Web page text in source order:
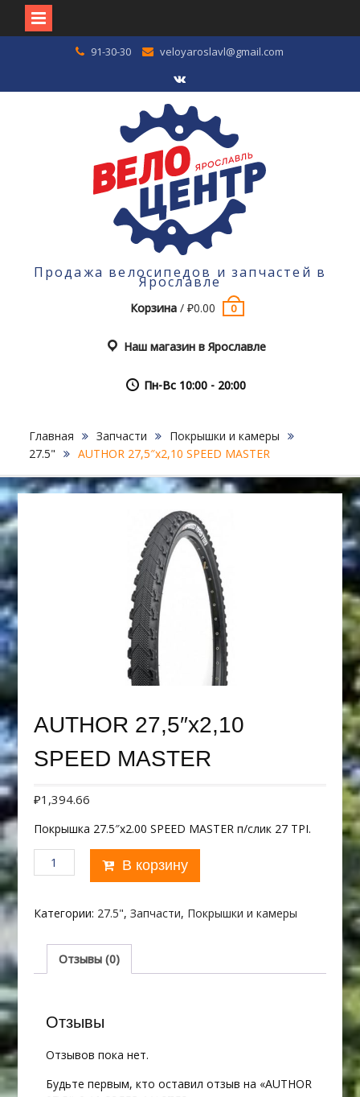
91-30-30 veloyaroslavl@gmail.com
VK
Продажа велосипедов и запчастей в
Ярославле
Корзина /₽0.00 0
Наш магазин в Ярославле
Пн-Вс 10:00 - 20:00
Главная Запчасти
Покрышки и камеры
27.5"
AUTHOR 27,5″х2,10 SPEED MASTER
AUTHOR 27,5″х2,10
SPEED MASTER
₽1,394.66
Покрышка 27.5″х2.00 SPEED MASTER п/слик 27 TPI.
Количество
товара
27,5"х2,10
MASTER
В корзину
Категории: 27.5", Запчасти, Покрышки и камеры
Отзывы (0)
Отзывы
Отзывов пока нет.
Будьте первым, кто оставил отзыв на «AUTHOR